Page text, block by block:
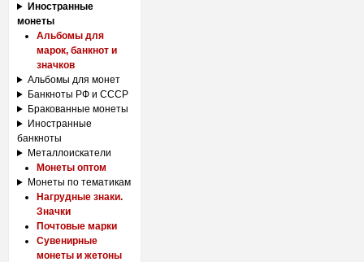
Иностранные
монеты
Альбомы для
марок, банкнот и
значков
Альбомы для монет
Банкноты РФ и СССР
Бракованные монеты
Иностранные
банкноты
Металлоискатели
Монеты оптом
Монеты по тематикам
Нагрудные знаки.
Значки
Почтовые марки
Сувенирные
монеты и жетоны